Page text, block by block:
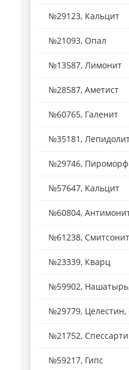
№29123, Кальцит
№21093, Опал
№13587, Лимонит
№28587, Аметист
№60765, Галенит
№35181,
№29746,
№57647, Кальцит
№60804,
№61238, Смитсонит
№23339, Кварц
№59902,
№29779, Целестин,
№21752,
№59217, Гипс